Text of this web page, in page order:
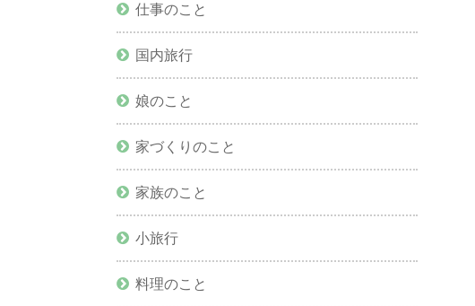
仕事のこと
国内旅行
娘のこと
家づくりのこと
家族のこと
小旅行
料理のこと